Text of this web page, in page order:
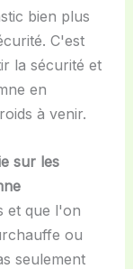
bien plus
C'est
la sécurité et
en
à venir.
sur les
et que l'on
ou
seulement